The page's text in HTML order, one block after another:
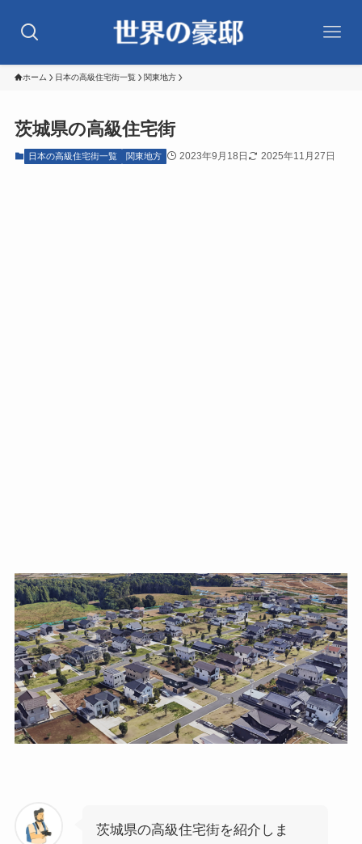
ホーム 日本の高級住宅街一覧 関東地方
茨城県の高級住宅街
日本の高級住宅街一覧 関東地方 2023年9月18日 2025年11月27日
茨城県の高級住宅街を紹介しま